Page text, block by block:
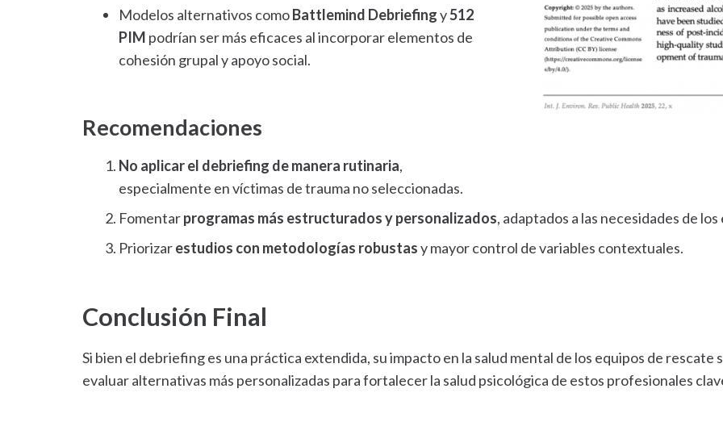
Modelos alternativos comoBattlemind Debriefingy512
PIM podrían ser más eficaces al incorporar elementos de
cohesión grupal y apoyo social.
Recomendaciones
No aplicar el debriefing de manera rutinaria,
especialmente en víctimas de trauma no seleccionadas.
Fomentarprogramas más estructurados y personalizados, adaptados a las necesidades de
Priorizarestudios con metodologías robustasy mayor control de variables contextuales.
Conclusión Final
Si bien el debriefing es una práctica extendida, su impacto en la salud mental de los equipos de
evaluar alternativas más personalizadas para fortalecer la salud psicológica de estos profesionales